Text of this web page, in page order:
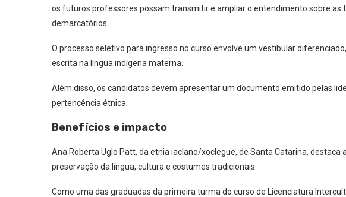
os futuros professores possam transmitir e ampliar o entendimento sobre as
demarcatórios.
O processo seletivo para ingresso no curso envolve um vestibular
escrita na língua indígena materna.
Além disso, os candidatos devem apresentar um documento emitido pelas
pertencência étnica.
Benefícios e impacto
Ana Roberta Uglo Patt, da etnia iaclano/xoclegue, de Santa Catarina, destaca
preservação da língua, cultura e costumes tradicionais.
Como uma das graduadas da primeira turma do curso de Licenciatura